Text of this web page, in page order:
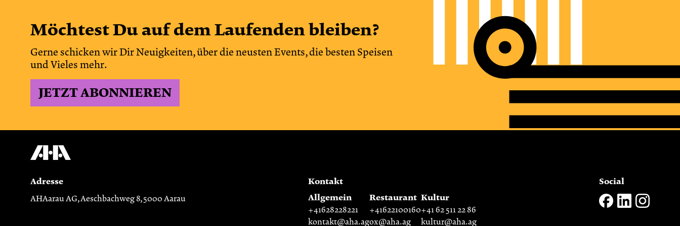
Möchtest Du auf dem Laufenden bleiben?
Gerne schicken wir Dir Neuigkeiten, über die neusten Events, die besten Speisen
und Vieles mehr.
JETZT ABONNIEREN
Adresse
AHAarau AG, Aeschbachweg 8, 5000 Aarau
Kontakt
Allgemein
+41628228221
kontakt@aha.ag
Restaurant
+41622100160
ox@aha.ag
Kultur
+41 62 511 22 86
kultur@aha.ag
Social